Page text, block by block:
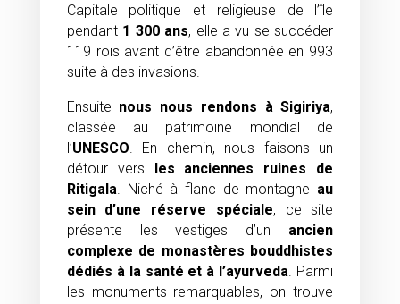
Capitale politique et religieuse de l’île
pendant 1 300 ans, elle a vu se succéder
119 rois avant d’être abandonnée en 993
suite à des invasions.
Ensuite nous nous rendons à Sigiriya,
classée au patrimoine mondial de
l’UNESCO . En chemin, nous faisons un
détour vers les anciennes ruines de
Ritigala . Niché à flanc de montagne au
sein d’une réserve spéciale, ce site
présente les vestiges d’un ancien
complexe de monastères bouddhistes
dédiés à la santé et à l’ayurveda . Parmi
les monuments remarquables, on trouve